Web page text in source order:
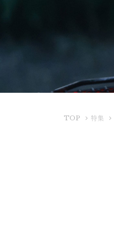
TOPK
特集